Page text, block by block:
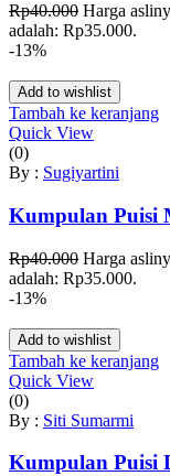
Rp40.000 Harga
adalah: Rp35.000.
-13%
Add to wishlist
Tambah ke keranjang
Quick View
(0)
By : Sugiyartini
Kumpulan Puisi
Rp40.000 Harga
adalah: Rp35.000.
-13%
Add to wishlist
Tambah ke keranjang
Quick View
(0)
By : Siti Sumarmi
Kumpulan Puisi